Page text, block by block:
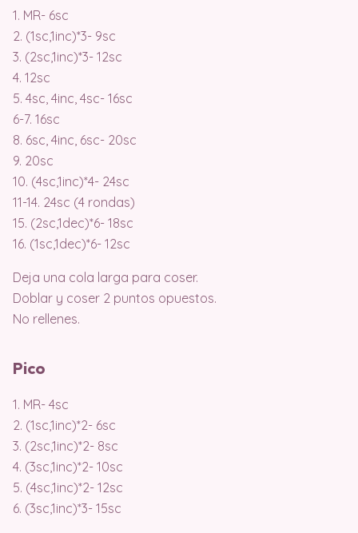
1. MR- 6sc
2. (1sc,1inc)*3- 9sc
3. (2sc,1inc)*3- 12sc
4. 12sc
5. 4sc, 4inc, 4sc- 16sc
6-7. 16sc
8. 6sc, 4inc, 6sc- 20sc
9. 20sc
10. (4sc,1inc)*4- 24sc
11-14. 24sc (4 rondas)
15. (2sc,1dec)*6- 18sc
16. (1sc,1dec)*6- 12sc
Deja una cola larga para coser.
Doblar y coser 2 puntos opuestos.
No rellenes.
Pico
1. MR- 4sc
2. (1sc,1inc)*2- 6sc
3. (2sc,1inc)*2- 8sc
4. (3sc,1inc)*2- 10sc
5. (4sc,1inc)*2- 12sc
6. (3sc,1inc)*3- 15sc